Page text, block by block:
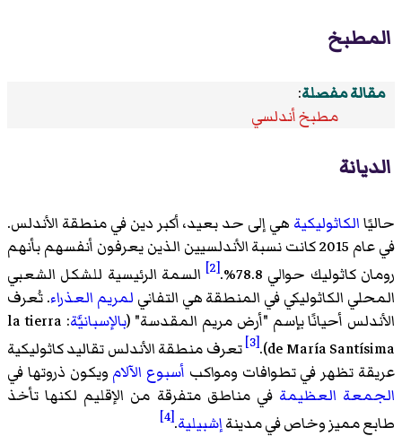
المطبخ
مقالة مفصلة:
مطبخ أندلسي
الديانة
حاليًاالكاثوليكية هي إلى حد بعيد، أكبر دين في منطقة الأندلس.
في عام 2015 كانت نسبة الأندلسيين الذين يعرفون أنفسهم بأنهم
رومان كاثوليك حوالي 78.8%.
[2]
السمة الرئيسية للشكل الشعبي
المحلي الكاثوليكي في المنطقة هي التفاني لمريم العذراء. تُعرف
الأندلس أحيانًا بإسم "أرض مريم المقدسة" (بالإسبانيَّة : la tierra
de María Santísima).
[3]
تعرف منطقة الأندلس تقاليد كاثوليكية
عريقة تظهر في تطوافات ومواكب أسبوع الآلام ويكون ذروتها في
الجمعة العظيمة في مناطق متفرقة من الإقليم لكنها تأخذ
طابع مميز وخاص في مدينةإشبيلية.
[4]